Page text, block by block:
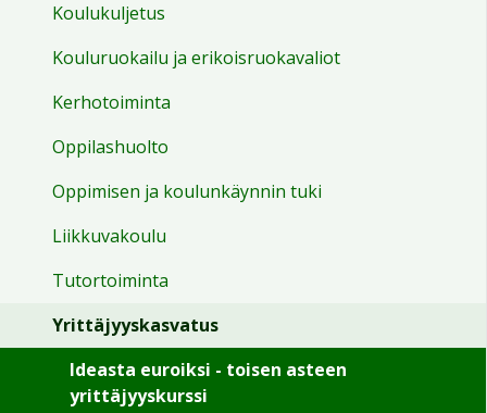
18:00
20:00
Koulukuljetus
Kouluruokailu ja erikoisruokavaliot
Kerhotoiminta
Oppilashuolto
Oppimisen ja koulunkäynnin tuki
Liikkuvakoulu
Tutortoiminta
Yrittäjyyskasvatus
Ideasta euroiksi - toisen asteen
yrittäjyyskurssi